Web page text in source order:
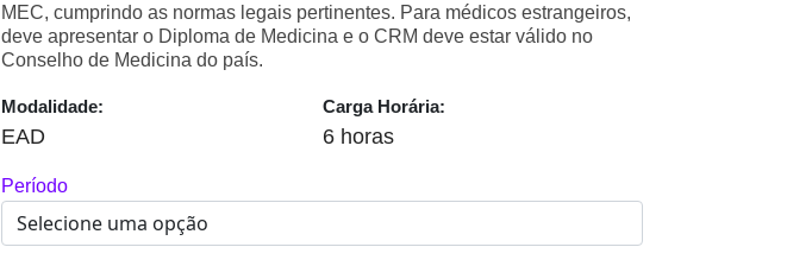
MEC, cumprindo as normas legais pertinentes. Para médicos estrangeiros,
deve apresentar o Diploma de Medicina e o CRM deve estar válido no
Conselho de Medicina do país.
Modalidade:
EAD
Carga Horária:
6 horas
Período